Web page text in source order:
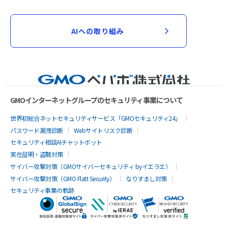
AIへの取り組み
GMOインターネットグループのセキュリティ事業について
世界初総合ネットセキュリティサービス「GMOセキュリティ24」
パスワード漏洩診断
Webサイトリスク診断
セキュリティ相談AIチャットボット
実在証明・盗聴対策
サイバー攻撃対策（GMOサイバーセキュリティ byイエラエ）
サイバー攻撃対策（GMO Flatt Security）
なりすまし対策
セキュリティ事業の軌跡